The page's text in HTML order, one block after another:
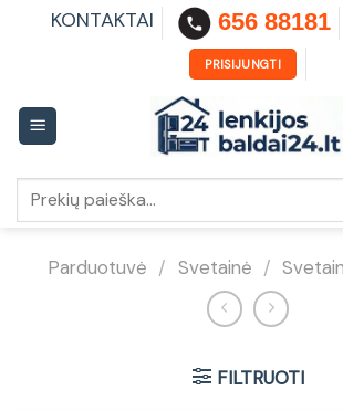
KONTAKTAI 656 88181
PRISIJUNGTI
Parduotuvė / Svetainė /
FILTRUOTI